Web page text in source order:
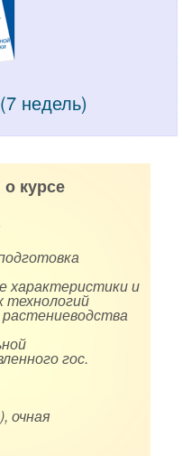
недель)
курсе
характеристики и
гос.
очная